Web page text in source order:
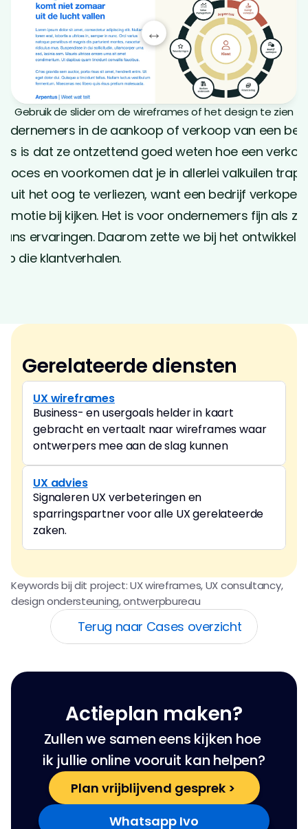
↔
Gebruik de slider om de wireframes of het design te zien
in de aankoop of verkoop van een
is dat ze ontzettend goed weten hoe een
en voorkomen dat je in allerlei valkuilen
uit het oog te verliezen, want een bedrijf
bij kijken. Het is voor ondernemers fijn als
ervaringen. Daarom zette we bij het
die klantverhalen.
Gerelateerde diensten
UX wireframes
Business- en usergoals helder in kaart
gebracht en vertaalt naar wireframes waar
ontwerpers mee aan de slag kunnen
UX advies
Signaleren UX verbeteringen en
sparringspartner voor alle UX gerelateerde
zaken.
Keywords bij dit project: UX wireframes, UX consultancy,
design ondersteuning, ontwerpbureau
Terug naar Cases overzicht
Actieplan maken?
Zullen we samen eens kijken hoe
ik jullie online vooruit kan helpen?
Plan vrijblijvend gesprek >
Whatsapp Ivo